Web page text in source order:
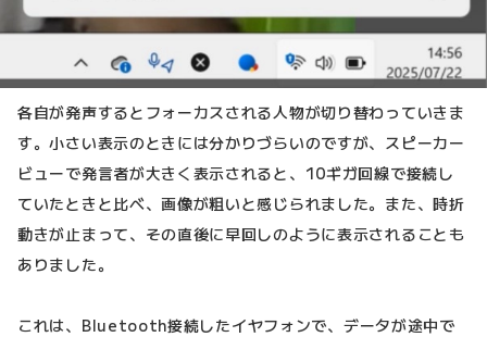
各自が発声するとフォーカスされる人物が切り替わっていきま
す。小さい表示のときには分かりづらいのですが、スピーカー
ビューで発言者が大きく表示されると、10ギガ回線で接続し
ていたときと比べ、画像が粗いと感じられました。また、時折
動きが止まって、その直後に早回しのように表示されることも
ありました。
これは、Bluetooth接続したイヤフォンで、データが途中で